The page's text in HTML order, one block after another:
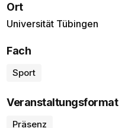
Ort
Universität Tübingen
Fach
Sport
Veranstaltungsformat
Präsenz